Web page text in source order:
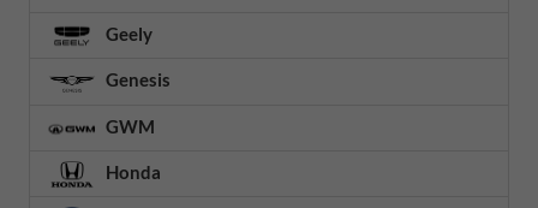
Geely
Genesis
GWM
Honda